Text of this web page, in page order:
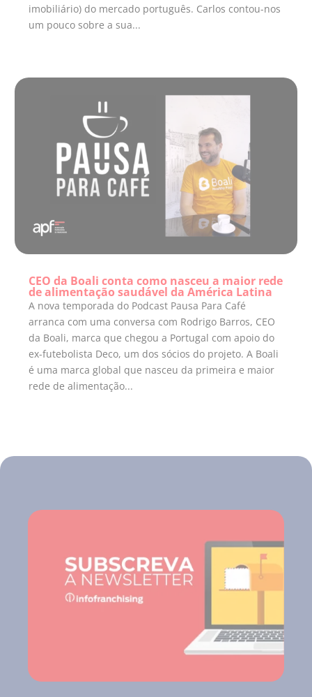
imobiliário) do mercado português. Carlos contou-nos
um pouco sobre a sua...
CEO da Boali conta como nasceu a maior rede
de alimentação saudável da América Latina
A nova temporada do Podcast Pausa Para Café
arranca com uma conversa com Rodrigo Barros, CEO
da Boali, marca que chegou a Portugal com apoio do
ex-futebolista Deco, um dos sócios do projeto. A Boali
é uma marca global que nasceu da primeira e maior
rede de alimentação...